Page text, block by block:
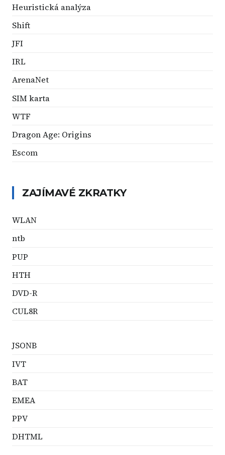
Heuristická analýza
Shift
JFI
IRL
ArenaNet
SIM karta
WTF
Dragon Age: Origins
Escom
ZAJÍMAVÉ ZKRATKY
WLAN
ntb
PUP
HTH
DVD-R
CUL8R
JSONB
IVT
BAT
EMEA
PPV
DHTML